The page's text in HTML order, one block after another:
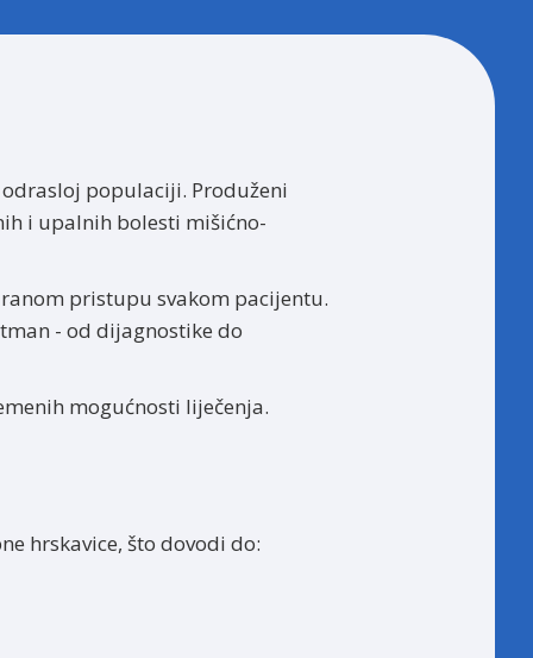
populaciji. Produženi
i upalnih bolesti mišićno-
pristupu svakom pacijentu.
- od dijagnostike do
mogućnosti liječenja.
hrskavice, što dovodi do: